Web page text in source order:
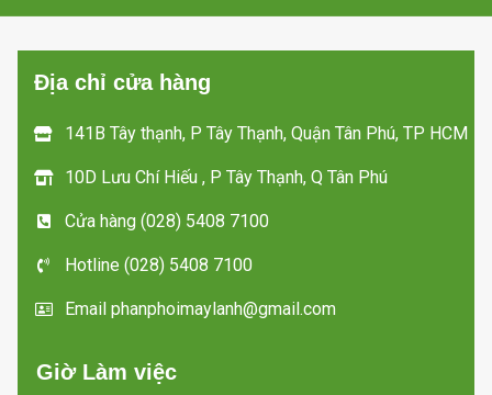
- Chức năng tự chuẩn đoán
- Tự khởi động lại (Auto-
Restart).
Địa chỉ cửa hàng
141B Tây thạnh, P Tây Thạnh, Quận Tân Phú, TP HCM
10D Lưu Chí Hiếu , P Tây Thạnh, Q Tân Phú
Cửa hàng (028) 5408 7100
Hotline (028) 5408 7100
Email phanphoimaylanh@gmail.com
Giờ Làm việc